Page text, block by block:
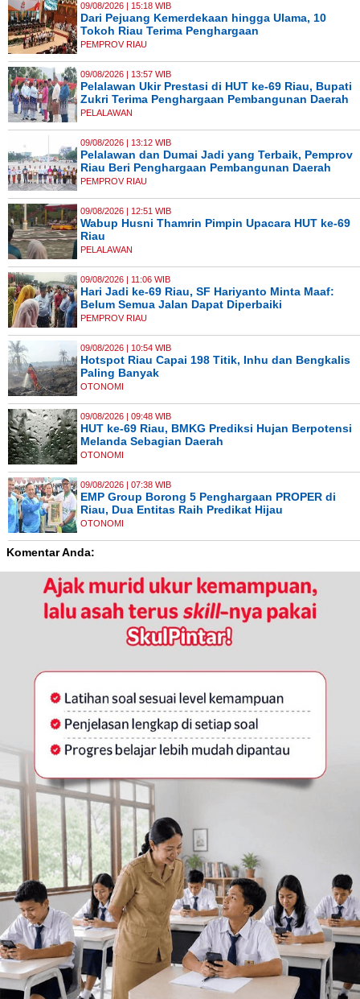
09/08/2026 | 15:18 WIB
Dari Pejuang Kemerdekaan hingga Ulama, 10
Tokoh Riau Terima Penghargaan
PEMPROV RIAU
09/08/2026 | 13:57 WIB
Pelalawan Ukir Prestasi di HUT ke-69 Riau, Bupati
Zukri Terima Penghargaan Pembangunan Daerah
PELALAWAN
09/08/2026 | 13:12 WIB
Pelalawan dan Dumai Jadi yang Terbaik, Pemprov
Riau Beri Penghargaan Pembangunan Daerah
PEMPROV RIAU
09/08/2026 | 12:51 WIB
Wabup Husni Thamrin Pimpin Upacara HUT ke-69
Riau
PELALAWAN
09/08/2026 | 11:06 WIB
Hari Jadi ke-69 Riau, SF Hariyanto Minta Maaf:
Belum Semua Jalan Dapat Diperbaiki
PEMPROV RIAU
09/08/2026 | 10:54 WIB
Hotspot Riau Capai 198 Titik, Inhu dan Bengkalis
Paling Banyak
OTONOMI
09/08/2026 | 09:48 WIB
HUT ke-69 Riau, BMKG Prediksi Hujan Berpotensi
Melanda Sebagian Daerah
OTONOMI
09/08/2026 | 07:38 WIB
EMP Group Borong 5 Penghargaan PROPER di
Riau, Dua Entitas Raih Predikat Hijau
OTONOMI
Komentar Anda: